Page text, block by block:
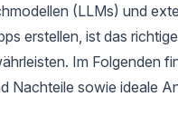
(LLMs) und
erstellen, ist das
Im Folgenden
Nachteile sowie ideale